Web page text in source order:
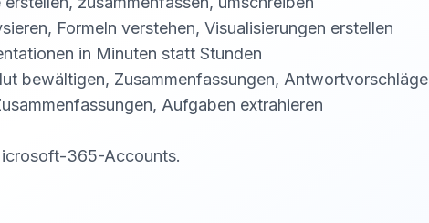
Formeln verstehen, Visualisierungen erstellen
in Minuten statt Stunden
bewältigen, Zusammenfassungen, Antwortvorschläge
Aufgaben extrahieren
365-Accounts.